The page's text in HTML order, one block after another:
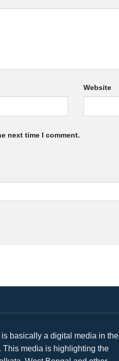
Website
next time I comment.
basically a digital media in the
This media is highlighting the